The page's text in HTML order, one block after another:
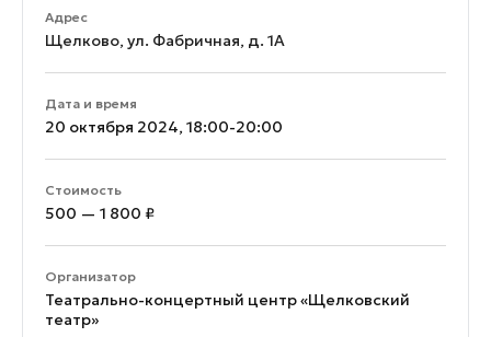
Адрес
Щелково, ул. Фабричная, д. 1А
Дата и время
20 октября 2024, 18:00-20:00
Стоимость
500 — 1 800 ₽
Организатор
Театрально-концертный центр «Щелковский
театр»